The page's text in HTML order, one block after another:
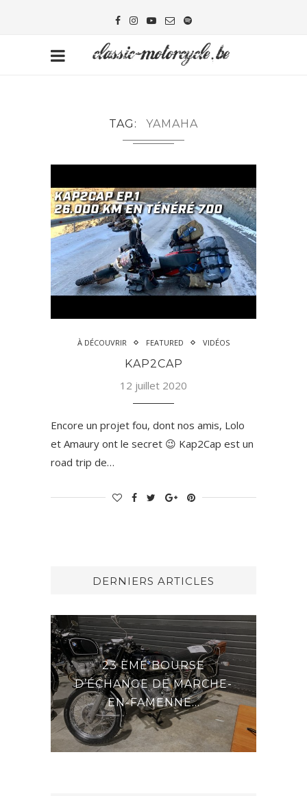
TAG YAMAHA
À DÉCOUVRIR FEATURED VIDÉOS
KAP2CAP
12 juillet 2020
Encore un projet fou, dont nos amis, Lolo
et Amaury ont le secret 😉 Kap2Cap est un
road trip de…
DERNIERS ARTICLES
23 ÈME BOURSE
D’ÉCHANGE DE MARCHE-
EN-FAMENNE...